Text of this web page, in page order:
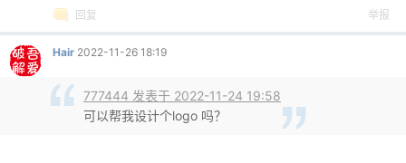
回复 举报
Hair 2022-11-26 18:19
777444 发表于 2022-11-24 19:58
可以帮我设计个logo 吗？